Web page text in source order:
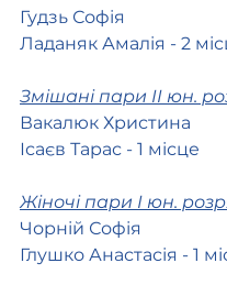
Гудзь Софія
Ладаняк Амалія - 2
Змішані пари ІІ юн.
Вакалюк Христина
Ісаєв Тарас - 1 місце
Жіночі пари І юн.
Чорній Софія
Глушко Анастасія - 1